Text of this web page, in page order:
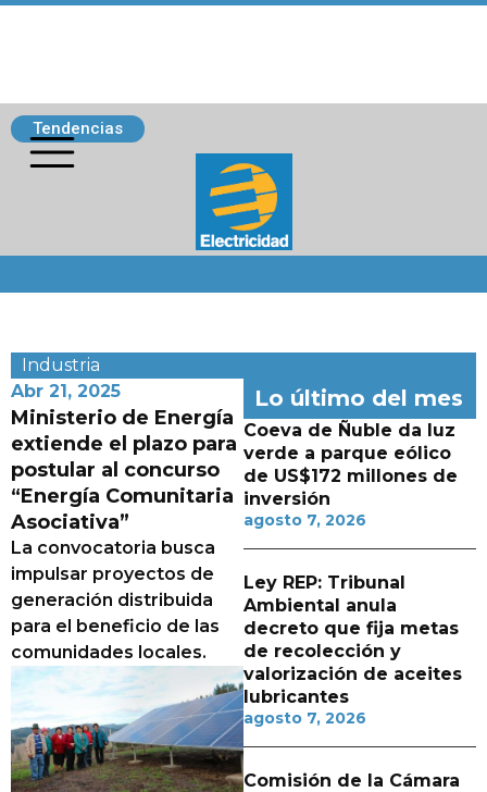
Tendencias
Industria
Abr 21, 2025
Ministerio de Energía
extiende el plazo para
postular al concurso
“Energía Comunitaria
Asociativa”
La convocatoria busca
impulsar proyectos de
generación distribuida
para el beneficio de las
comunidades locales.
Lo último del mes
Coeva de Ñuble da luz
verde a parque eólico
de US$172 millones de
inversión
agosto 7, 2026
Ley REP: Tribunal
Ambiental anula
decreto que fija metas
de recolección y
valorización de aceites
lubricantes
agosto 7, 2026
Comisión de la Cámara